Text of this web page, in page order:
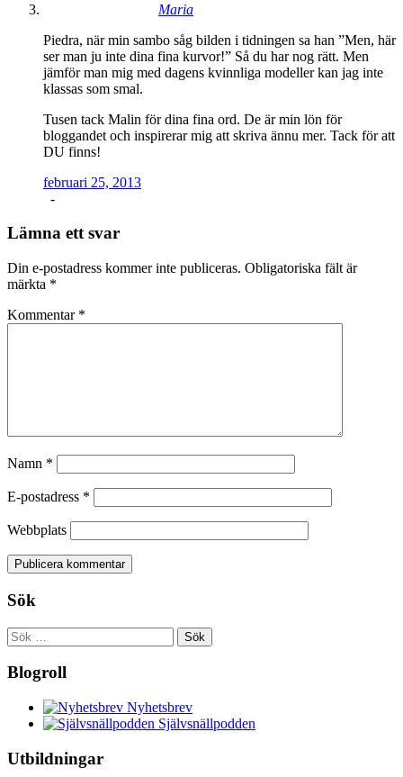
Maria
Piedra, när min sambo såg bilden i tidningen sa han ”Men, här
ser man ju inte dina fina kurvor!” Så du har nog rätt. Men
jämför man mig med dagens kvinnliga modeller kan jag inte
klassas som smal.
Tusen tack Malin för dina fina ord. De är min lön för
bloggandet och inspirerar mig att skriva ännu mer. Tack för att
DU finns!
februari 25, 2013
-
Lämna ett svar
Din e-postadress kommer inte publiceras. Obligatoriska fält är
märkta *
Kommentar *
Namn *
E-postadress *
Webbplats
Sök
Sök
efter:
Blogroll
Nyhetsbrev
Självsnällpodden
Utbildningar